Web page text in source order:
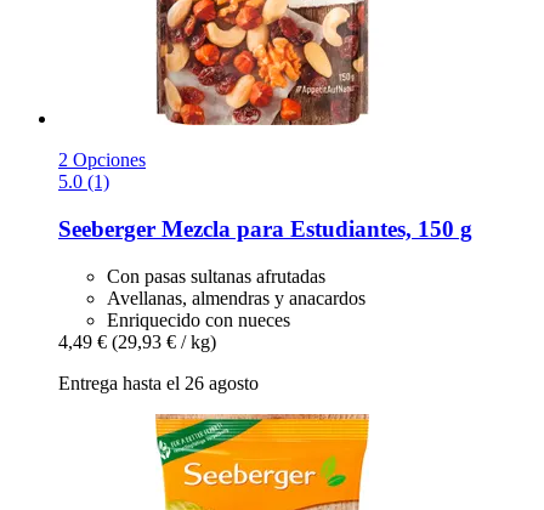
2 Opciones
5.0 (1)
Seeberger Mezcla para Estudiantes, 150 g
Con pasas sultanas afrutadas
Avellanas, almendras y anacardos
Enriquecido con nueces
4,49 € (29,93 € / kg)
Entrega hasta el 26 agosto